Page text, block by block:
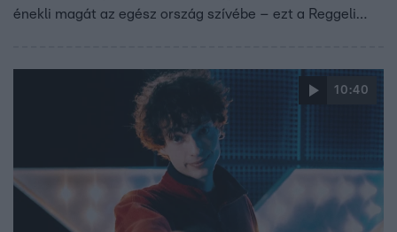
énekli magát az egész ország szívébe – ezt a Reggeli
Reggeliben megmutatta új tetoválását is, amely komoly
jelentéssel bír, és Bence születéséhez kapcsolódik.
10:40